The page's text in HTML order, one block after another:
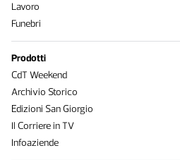
Lavoro
Funebri
Prodotti
CdT Weekend
Archivio Storico
Edizioni San Giorgio
Il Corriere in TV
Infoaziende